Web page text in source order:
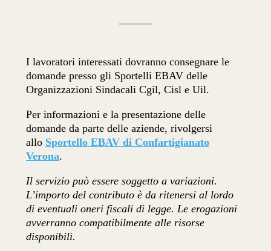
I lavoratori interessati dovranno consegnare le
domande presso gli Sportelli EBAV delle
Organizzazioni Sindacali Cgil, Cisl e Uil.
Per informazioni e la presentazione delle
domande da parte delle aziende, rivolgersi
allo Sportello EBAV di Confartigianato
Verona.
Il servizio può essere soggetto a variazioni.
L’importo del contributo è da ritenersi al lordo
di eventuali oneri fiscali di legge. Le erogazioni
avverranno compatibilmente alle risorse
disponibili.